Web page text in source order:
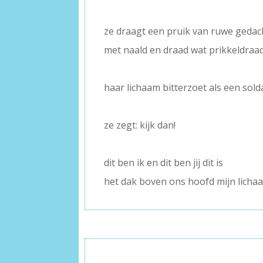
ze draagt een pruik van ruwe
met naald en draad wat
haar lichaam bitterzoet als een
ze zegt: kijk dan!
dit ben ik en dit ben jij dit is
het dak boven ons hoofd mijn